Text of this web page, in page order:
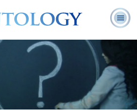
Ministros
Voluntarios
Preguntas
Frecuentes